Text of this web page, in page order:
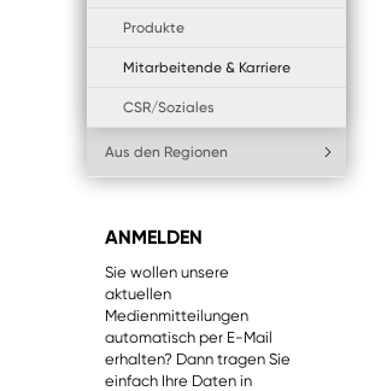
Produkte
Mitarbeitende & Karriere
CSR/Soziales
Aus den Regionen
ANMELDEN
Sie wollen unsere
aktuellen
Medienmitteilungen
automatisch per E-Mail
erhalten? Dann tragen Sie
einfach Ihre Daten in